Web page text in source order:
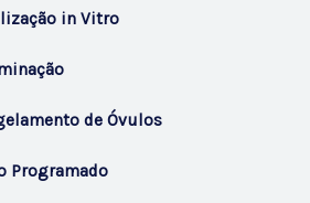
in Vitro
de Óvulos
Programado